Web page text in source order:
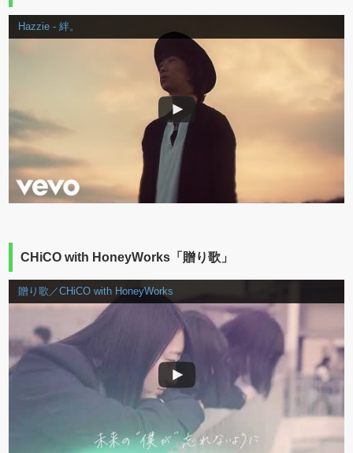
Hazzie - 絆。
CHiCO with HoneyWorks「贈り歌」
贈り歌／CHiCO with HoneyWorks